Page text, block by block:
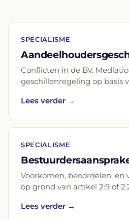
SPECIALISME
Conflicten in de BV.
geschillenregeling op basis
Lees verder →
SPECIALISME
Voorkomen, beoordelen, en
op grond van artikel 2:9 of
Lees verder →